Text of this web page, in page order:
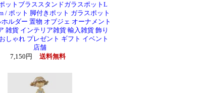
ットブラススタンドガラスポットL
/ ポット 脚付きポット ガラスポット
ルダー 置物 オブジェ オーナメント
雑貨 インテリア雑貨 輸入雑貨 飾り
しゃれ プレゼント ギフト イベント
店舗
7,150円
送料無料